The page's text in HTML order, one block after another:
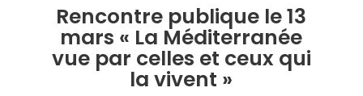
Rencontre publique le 13
mars « La Méditerranée
vue par celles et ceux qui
la vivent »